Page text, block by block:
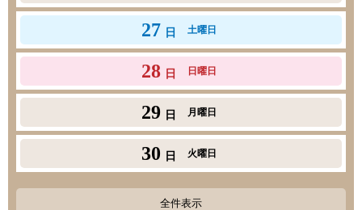
27 日 土曜日
28 日 日曜日
29 日 月曜日
30 日 火曜日
全件表示